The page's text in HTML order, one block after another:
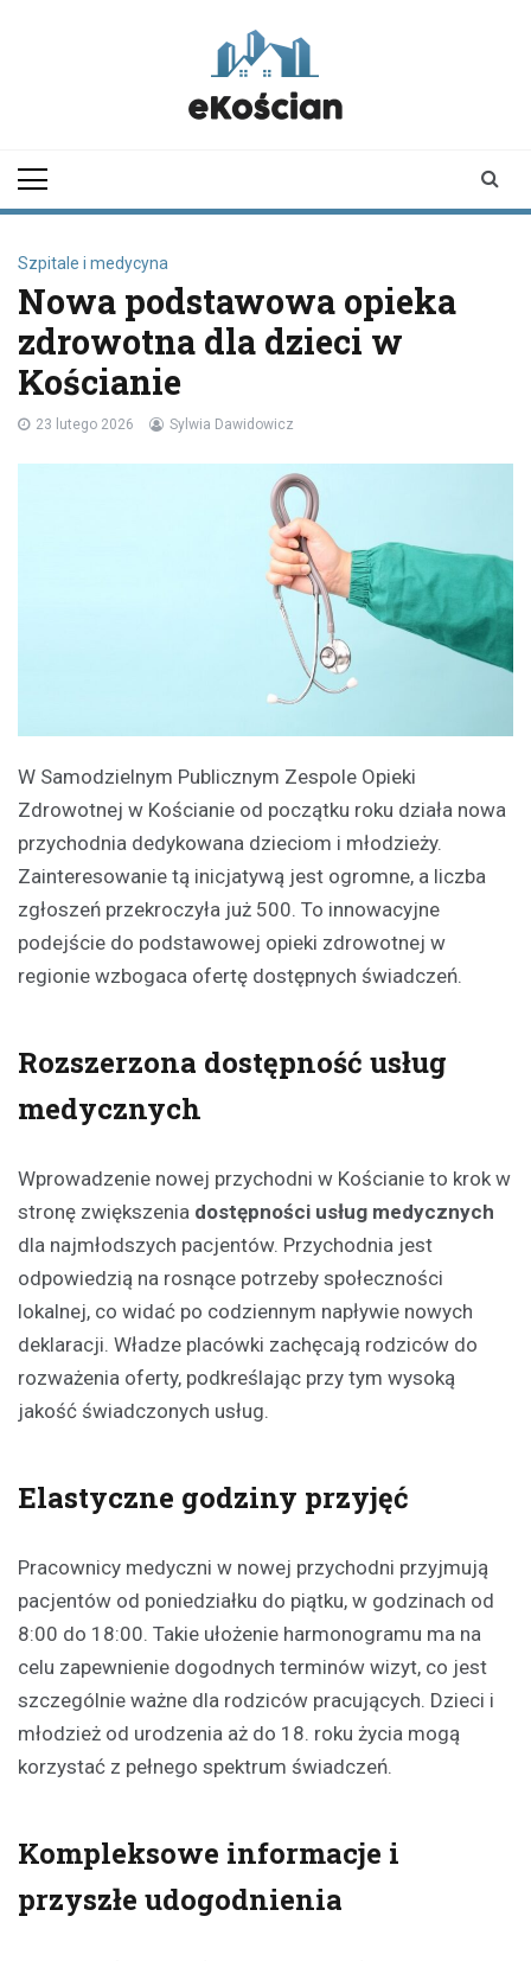
Szpitale i medycyna
Nowa podstawowa opieka
zdrowotna dla dzieci w
Kościanie
23 lutego 2026 Sylwia Dawidowicz
W Samodzielnym Publicznym Zespole Opieki
Zdrowotnej w Kościanie od początku roku działa nowa
przychodnia dedykowana dzieciom i młodzieży.
Zainteresowanie tą inicjatywą jest ogromne, a liczba
zgłoszeń przekroczyła już 500. To innowacyjne
podejście do podstawowej opieki zdrowotnej w
regionie wzbogaca ofertę dostępnych świadczeń.
Rozszerzona dostępność usług
medycznych
Wprowadzenie nowej przychodni w Kościanie to krok w
stronę zwiększenia dostępności usług medycznych
dla najmłodszych pacjentów. Przychodnia jest
odpowiedzią na rosnące potrzeby społeczności
lokalnej, co widać po codziennym napływie nowych
deklaracji. Władze placówki zachęcają rodziców do
rozważenia oferty, podkreślając przy tym wysoką
jakość świadczonych usług.
Elastyczne godziny przyjęć
Pracownicy medyczni w nowej przychodni przyjmują
pacjentów od poniedziałku do piątku, w godzinach od
8:00 do 18:00. Takie ułożenie harmonogramu ma na
celu zapewnienie dogodnych terminów wizyt, co jest
szczególnie ważne dla rodziców pracujących. Dzieci i
młodzież od urodzenia aż do 18. roku życia mogą
korzystać z pełnego spektrum świadczeń.
Kompleksowe informacje i
przyszłe udogodnienia